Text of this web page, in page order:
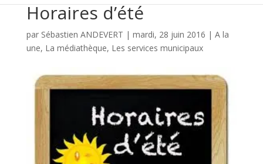
Horaires d’été
par Sébastien ANDEVERT | mardi, 28 juin 2016 | A la
une, La médiathèque, Les services municipaux